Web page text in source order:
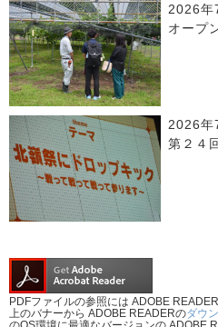
2026年
オープ
2026年
第２４
PDFファイルの参照には ADOBE
上のバナーから ADOBE READERのダウ